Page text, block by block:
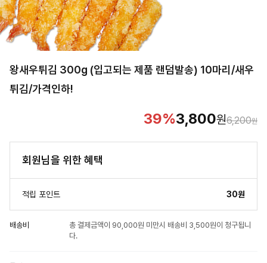
왕새우튀김 300g (입고되는 제품 랜덤발송) 10마리/새우
튀김/가격인하!
39% 6,200원
3,800원
회원님을 위한 혜택
적립 포인트 30원
배송비
총 결제금액이 90,000원 미만시 배송비 3,500원이 청구됩니
다.